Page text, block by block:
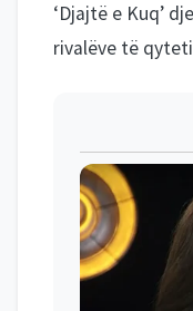
‘Djajtë e Kuq’
rivalëve të